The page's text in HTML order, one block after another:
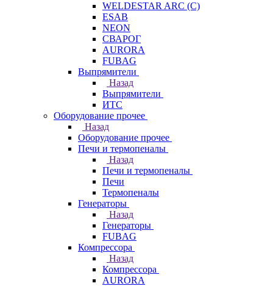
WELDESTAR ARC (С)
ESAB
NEON
СВАРОГ
AURORA
FUBAG
Выпрямители
Назад
Выпрямители
ИТС
Оборудование прочее
Назад
Оборудование прочее
Печи и термопеналы
Назад
Печи и термопеналы
Печи
Термопеналы
Генераторы
Назад
Генераторы
FUBAG
Компрессора
Назад
Компрессора
AURORA